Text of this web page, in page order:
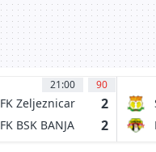
21:00 90
FK Zeljeznicar
Sarajevo
2
FK BSK BANJA
2